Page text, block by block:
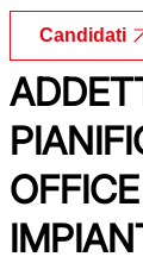
Candidati